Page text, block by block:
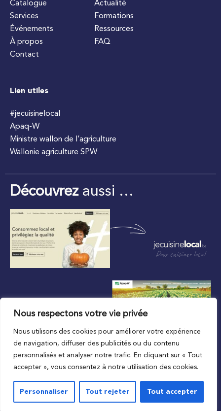
Nous respectons votre vie privée
Nous utilisons des cookies pour améliorer votre expérience
de navigation, diffuser des publicités ou du contenu
personnalisés et analyser notre trafic. En cliquant sur « Tout
accepter », vous consentez à notre utilisation des cookies.
Personnaliser Tout rejeter Tout accepter
Catalogue
Services
Événements
À propos
Contact
Actualité
Formations
Ressources
FAQ
Lien utiles
#jecuisinelocal
Apaq-W
Ministre wallon de l’agriculture
Wallonie agriculture SPW
Découvrezaussi …
Pour cuisiner local
Au plus proche du local
Vie privée
Conditions de l’accord d’utilisation